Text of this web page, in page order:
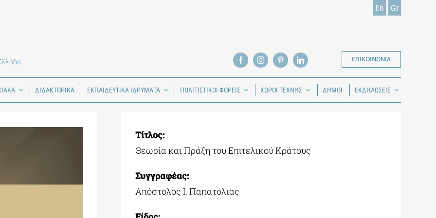
En Gr
ΕΠΙΚΟΙΝΩΝΙΑ
ΔΙΔΑΚΤΟΡΙΚΑ ΕΚΠΑΙΔΕΥΤΙΚΑ ΙΔΡΥΜΑΤΑ ΠΟΛΙΤΙΣΤΙΚΟΙ ΦΟΡΕΙΣ ΧΩΡΟΙ ΤΕΧΝΗΣ ΔΗΜΟΙ ΕΚΔΗΛΩΣΕΙΣ
Τίτλος:
Θεωρία και Πράξη του Επιτελικού Κράτους
Συγγραφέας:
Απόστολος Ι. Παπατόλιας